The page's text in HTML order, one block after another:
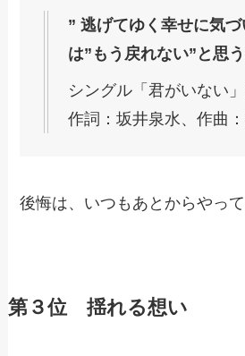
” 逃げてゆく幸せに気
は”もう戻れない”と思
シングル「君がいない
作詞：坂井泉水、作曲
後悔は、いつもあとからやって
第３位 揺れる想い